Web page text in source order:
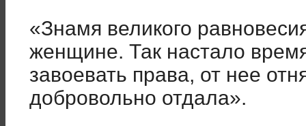
«Знамя великого
женщи­не. Так настало
завоевать права, от нее
добровольно от­дала».